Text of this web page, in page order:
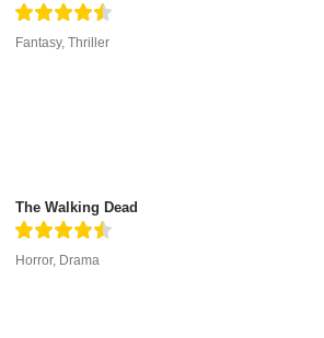
Fantasy,Thriller
The Walking Dead
Horror, Drama